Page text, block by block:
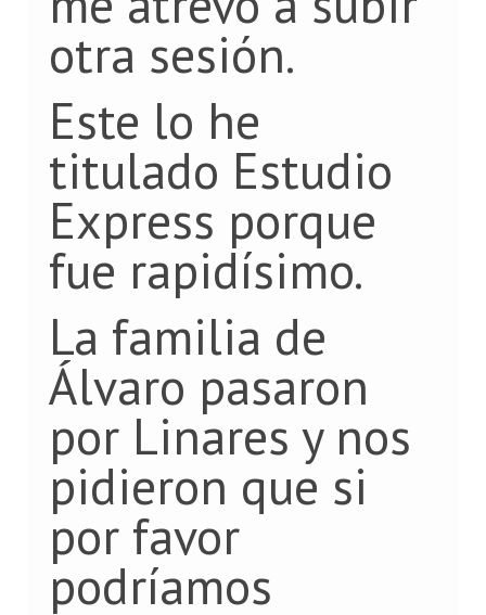
otra sesión.
Este lo he
titulado Estudio
Express porque
fue rapidísimo.
La familia de
Álvaro pasaron
por Linares y nos
pidieron que si
por favor
podríamos